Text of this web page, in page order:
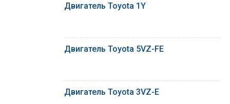
Двигатель Toyota 1Y
Двигатель Toyota 5VZ-FE
Двигатель Toyota 3VZ-E